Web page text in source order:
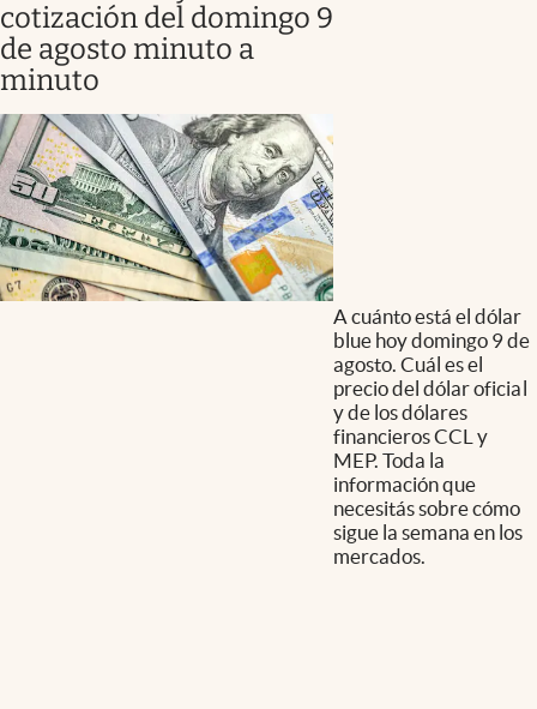
cotización del domingo 9
de agosto minuto a
minuto
A cuánto está el dólar
blue hoy domingo 9 de
agosto. Cuál es el
precio del dólar oficial
y de los dólares
financieros CCL y
MEP. Toda la
información que
necesitás sobre cómo
sigue la semana en los
mercados.